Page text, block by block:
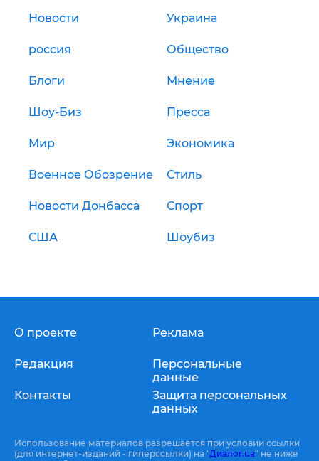
Новости Украина
россия Общество
Блоги Мнение
Шоу-Биз Пресса
Мир Экономика
Военное Обозрение Стиль
Новости Донбасса Спорт
США Шоубиз
О проекте
Редакция
Контакты
Реклама
Персональные
данные
Защита персональных
данных
Использование материалов разрешается при условии ссылки
(для интернет-изданий - гиперссылки) на "Диалог.ua" не ниже